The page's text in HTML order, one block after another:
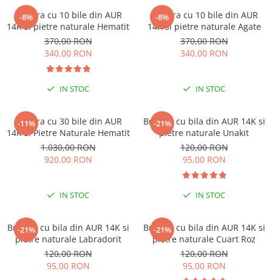
-8%
Bratara cu 10 bile din AUR
14K si pietre naturale Hematit
370,00 RON
340,00 RON
IN STOC
-8%
Bratara cu 10 bile din AUR
14K si pietre naturale Agate
370,00 RON
340,00 RON
IN STOC
-11%
Bratara cu 30 bile din AUR
14K si Pietre Naturale Hematit
1.030,00 RON
920,00 RON
IN STOC
-21%
Bratara cu bila din AUR 14K si
pietre naturale Unakit
120,00 RON
95,00 RON
IN STOC
-21%
Bratara cu bila din AUR 14K si
pietre naturale Labradorit
120,00 RON
95,00 RON
-21%
Bratara cu bila din AUR 14K si
pietre naturale Cuart Roz
120,00 RON
95,00 RON